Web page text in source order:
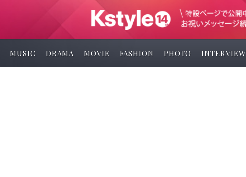
MUSIC DRAMA MOVIE FASHION PHOTO INTERVIEW